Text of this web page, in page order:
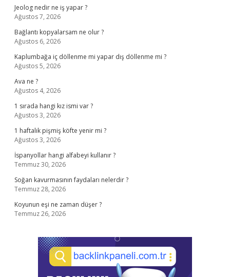
Jeolog nedir ne iş yapar ?
Ağustos 7, 2026
Bağlantı kopyalarsam ne olur ?
Ağustos 6, 2026
Kaplumbağa iç döllenme mi yapar dış döllenme mi ?
Ağustos 5, 2026
Ava ne ?
Ağustos 4, 2026
1 sırada hangi kız ismi var ?
Ağustos 3, 2026
1 haftalık pişmiş köfte yenir mi ?
Ağustos 3, 2026
İspanyollar hangi alfabeyi kullanır ?
Temmuz 30, 2026
Soğan kavurmasının faydaları nelerdir ?
Temmuz 28, 2026
Koyunun eşi ne zaman düşer ?
Temmuz 26, 2026